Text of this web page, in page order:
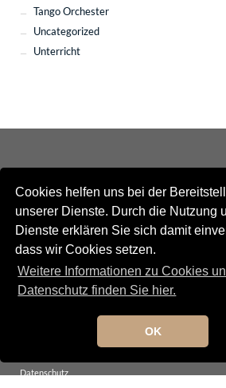
Cookies helfen uns bei der
unserer Dienste. Durch die Nutzung
Dienste erklären Sie sich damit
dass wir Cookies setzen.
Weitere Informationen zu Cookies
Datenschutz finden Sie hier.
OK
Tango Orchester
Uncategorized
Unterricht
Kontakt
Newsletteranmeldung
Newsletterabmeldung
TANGO maldito
© 2025 TANGO maldito
Datenschutz